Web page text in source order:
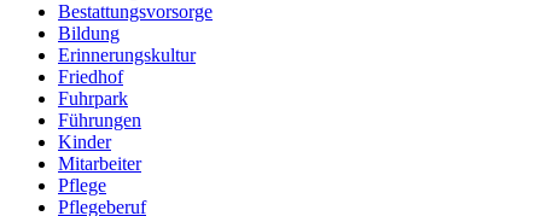
Bestattungsvorsorge
Bildung
Erinnerungskultur
Friedhof
Fuhrpark
Führungen
Kinder
Mitarbeiter
Pflege
Pflegeberuf